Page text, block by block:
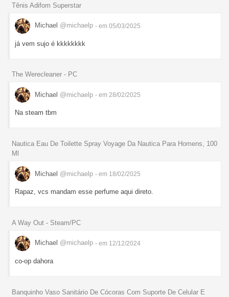
Tênis Adifom Superstar
Michael @michaelp - em 05/03/2025
já vem sujo é kkkkkkkk
The Werecleaner - PC
Michael @michaelp - em 28/02/2025
Na steam tbm
Nautica Eau De Toilette Spray Voyage Da Nautica Para Homens, 100
Ml
Michael @michaelp - em 18/02/2025
Rapaz, vcs mandam esse perfume aqui direto.
A Way Out - Steam/PC
Michael @michaelp - em 12/12/2024
co-op dahora
Banquinho Vaso Sanitário De Cócoras Com Suporte De Celular E